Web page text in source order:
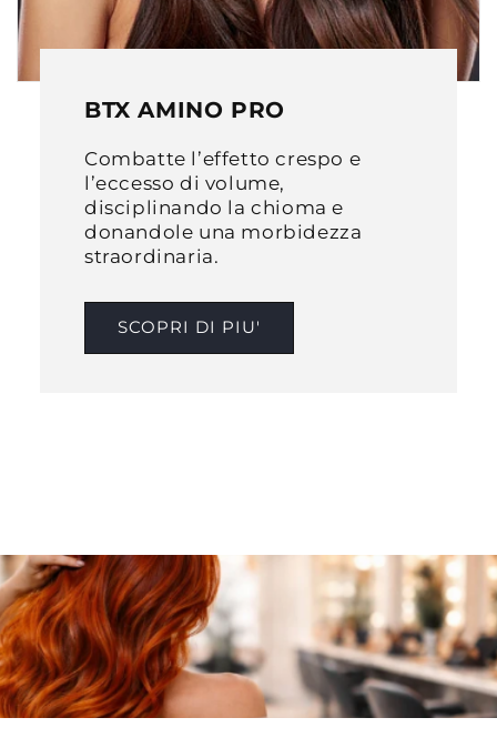
BTX AMINO PRO
Combatte l’effetto crespo e
l’eccesso di volume,
disciplinando la chioma e
donandole una morbidezza
straordinaria.
SCOPRI DI PIU'